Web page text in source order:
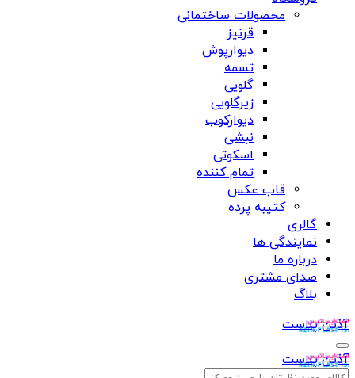
محصولات ساختمانی
قرنیز
دیوارپوش
تسمه
گلویی
زیرگلویی
دیوارکوب
نبشی
اسکوتی
تمام کننده
قاب عکس
کتیبه پرده
گالری
نمایندگی ها
درباره ما
صدای مشتری
بلاگ
آذین پلاست
آذین پلاست